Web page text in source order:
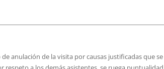
anulación de la visita por causas justificadas que se